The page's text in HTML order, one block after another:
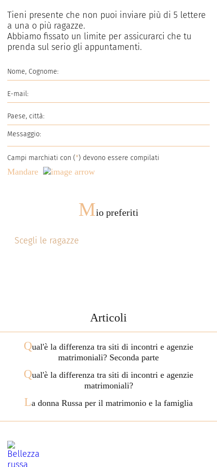
Tieni presente che non puoi inviare più di 5 lettere
a una o più ragazze.
Abbiamo fissato un limite per assicurarci che tu
prenda sul serio gli appuntamenti.
Campi marchiati con (*) devono essere compilati
Mandare
Mio preferiti
Scegli le ragazze
Articoli
Qual'è la differenza tra siti di incontri e agenzie
matrimoniali? Seconda parte
Qual'è la differenza tra siti di incontri e agenzie
matrimoniali?
La donna Russa per il matrimonio e la famiglia